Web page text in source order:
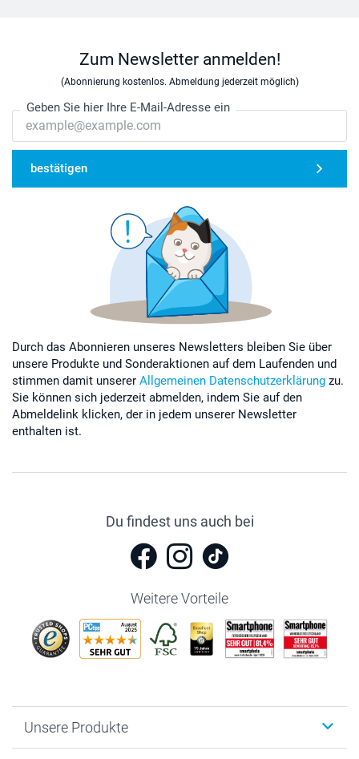
Zum Newsletter anmelden!
(Abonnierung kostenlos. Abmeldung jederzeit möglich)
Geben Sie hier Ihre E-Mail-Adresse ein
bestätigen
Durch das Abonnieren unseres Newsletters bleiben Sie über
unsere Produkte und Sonderaktionen auf dem Laufenden und
stimmen damit unserer Allgemeinen Datenschutzerklärung zu.
Sie können sich jederzeit abmelden, indem Sie auf den
Abmeldelink klicken, der in jedem unserer Newsletter
enthalten ist.
Du findest uns auch bei
Weitere Vorteile
Unsere Produkte